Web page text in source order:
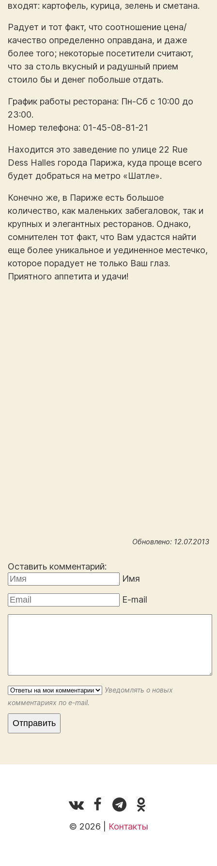
входят: картофель, курица, зелень и сметана.
Радует и тот факт, что соотношение цена/
качество определенно оправдана, и даже
более того; некоторые посетители считают,
что за столь вкусный и радушный прием
стоило бы и денег побольше отдать.
График работы ресторана: Пн-Сб с 10:00 до
23:00.
Номер телефона: 01-45-08-81-21
Находится это заведение по улице 22 Rue
Dess Halles города Парижа, куда проще всего
будет добраться на метро «Шатле».
Конечно же, в Париже есть большое
количество, как маленьких забегаловок, так и
крупных и элегантных ресторанов. Однако,
сомнителен тот факт, что Вам удастся найти
еще более уникальное и уединенное местечко,
которое порадует не только Ваш глаз.
Приятного аппетита и удачи!
Обновлено: 12.07.2013
Оставить комментарий:
Имя
E-mail
Уведомлять о новых
комментариях по e-mail.
© 2026 | Контакты